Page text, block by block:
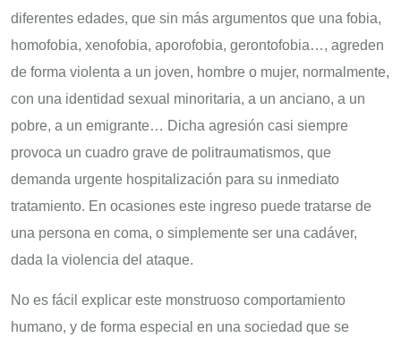
diferentes edades, que sin más argumentos que una fobia,
homofobia, xenofobia, aporofobia, gerontofobia…, agreden
de forma violenta a un joven, hombre o mujer, normalmente,
con una identidad sexual minoritaria, a un anciano, a un
pobre, a un emigrante… Dicha agresión casi siempre
provoca un cuadro grave de politraumatismos, que
demanda urgente hospitalización para su inmediato
tratamiento. En ocasiones este ingreso puede tratarse de
una persona en coma, o simplemente ser una cadáver,
dada la violencia del ataque.
No es fácil explicar este monstruoso comportamiento
humano, y de forma especial en una sociedad que se